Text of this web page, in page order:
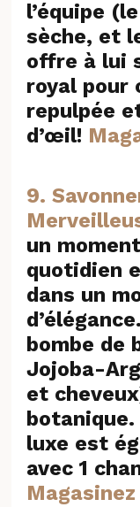
l’équipe
sèche, et
offre à lui
royal pour
repulpée
d’œil!
9.
un
quotidien
dans un
bombe de
Jojoba-
et
luxe est
avec 1
Magasinez